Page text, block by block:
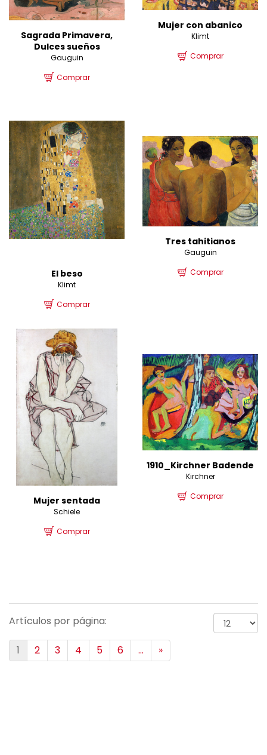
Sagrada Primavera,
Dulces sueños
Gauguin
Comprar
Mujer con abanico
Klimt
Comprar
El beso
Klimt
Comprar
Tres tahitianos
Gauguin
Comprar
Mujer sentada
Schiele
Comprar
1910_Kirchner Badende
Kirchner
Comprar
Artículos por página:
1 2 3 4 5 6 ... »